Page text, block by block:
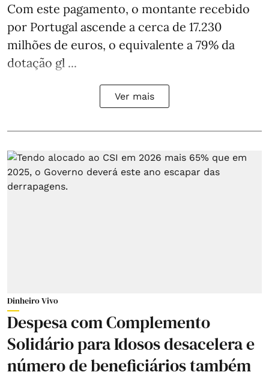
Com este pagamento, o montante recebido
por Portugal ascende a cerca de 17.230
milhões de euros, o equivalente a 79% da
dotação gl ...
Ver mais
Dinheiro Vivo
Despesa com Complemento
Solidário para Idosos desacelera e
número de beneficiários também